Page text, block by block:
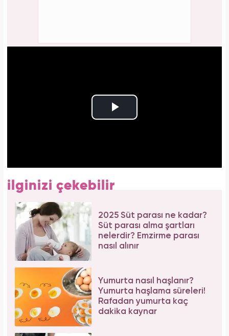
ilginizi çekebilir
2025 Süt parası ne kadar?
Süt parası alma şartları
nelerdir? Emzirme parası
nasıl alınır
Yumurta nasıl haşlanır?
Yumurta haşlama süreleri!
Rafadan yumurta kaç
dakika kaynar